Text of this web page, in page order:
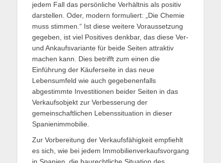
jedem Fall das persönliche Verhältnis als positiv
darstellen. Oder, modern formuliert: „Die Chemie
muss stimmen.“ Ist diese weitere Voraussetzung
gegeben, ist viel Positives denkbar, das diese Ver-
und Ankaufsvariante für beide Seiten attraktiv
machen kann. Dies betrifft zum einen die
Einführung der Käuferseite in das neue
Lebensumfeld wie auch gegebenenfalls
abgestimmte Investitionen beider Seiten in das
Verkaufsobjekt zur Verbesserung der
gemeinschaftlichen Lebenssituation in dieser
Spanienimmobilie.
Zur Vorbereitung der Verkaufsfähigkeit empfiehlt
es sich, wie bei jedem Immobilienverkaufsvorgang